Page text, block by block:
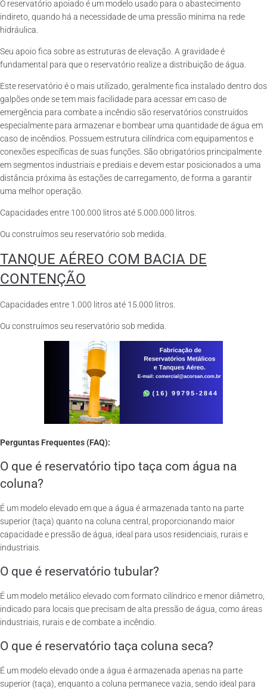
O reservatório apoiado é um modelo usado para o abastecimento
indireto, quando há a necessidade de uma pressão mínima na rede
hidráulica.
Seu apoio fica sobre as estruturas de elevação. A gravidade é
fundamental para que o reservatório realize a distribuição de água.
Este reservatório é o mais utilizado, geralmente fica instalado dentro dos
galpões onde se tem mais facilidade para acessar em caso de
emergência para combate a incêndio são reservatórios construídos
especialmente para armazenar e bombear uma quantidade de água em
caso de incêndios. Possuem estrutura cilíndrica com equipamentos e
conexões específicas de suas funções. São obrigatórios principalmente
em segmentos industriais e prediais e devem estar posicionados a uma
distância próxima às estações de carregamento, de forma a garantir
uma melhor operação.
Capacidades entre 100.000 litros até 5.000.000 litros.
Ou construímos seu reservatório sob medida.
TANQUE AÉREO COM BACIA DE
CONTENÇÃO
Capacidades entre 1.000 litros até 15.000 litros.
Ou construímos seu reservatório sob medida.
Perguntas Frequentes (FAQ):
O que é reservatório tipo taça com água na
coluna?
É um modelo elevado em que a água é armazenada tanto na parte
superior (taça) quanto na coluna central, proporcionando maior
capacidade e pressão de água, ideal para usos residenciais, rurais e
industriais.
O que é reservatório tubular?
É um modelo metálico elevado com formato cilíndrico e menor diâmetro,
indicado para locais que precisam de alta pressão de água, como áreas
industriais, rurais e de combate a incêndio.
O que é reservatório taça coluna seca?
É um modelo elevado onde a água é armazenada apenas na parte
superior (taça), enquanto a coluna permanece vazia, sendo ideal para